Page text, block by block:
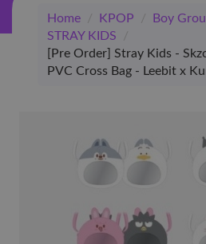
(Winkel)
Home / KPOP / Boy
STRAY KIDS
/
[Pre Order] Stray Kids -
PVC Cross Bag - Leebit x